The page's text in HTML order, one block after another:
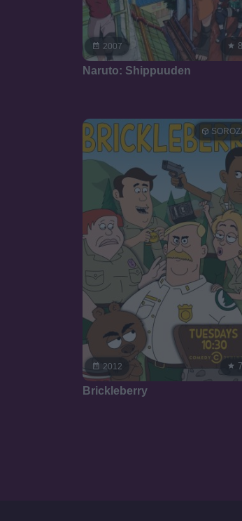
2007
Naruto: Shippuuden
2012
Brickleberry